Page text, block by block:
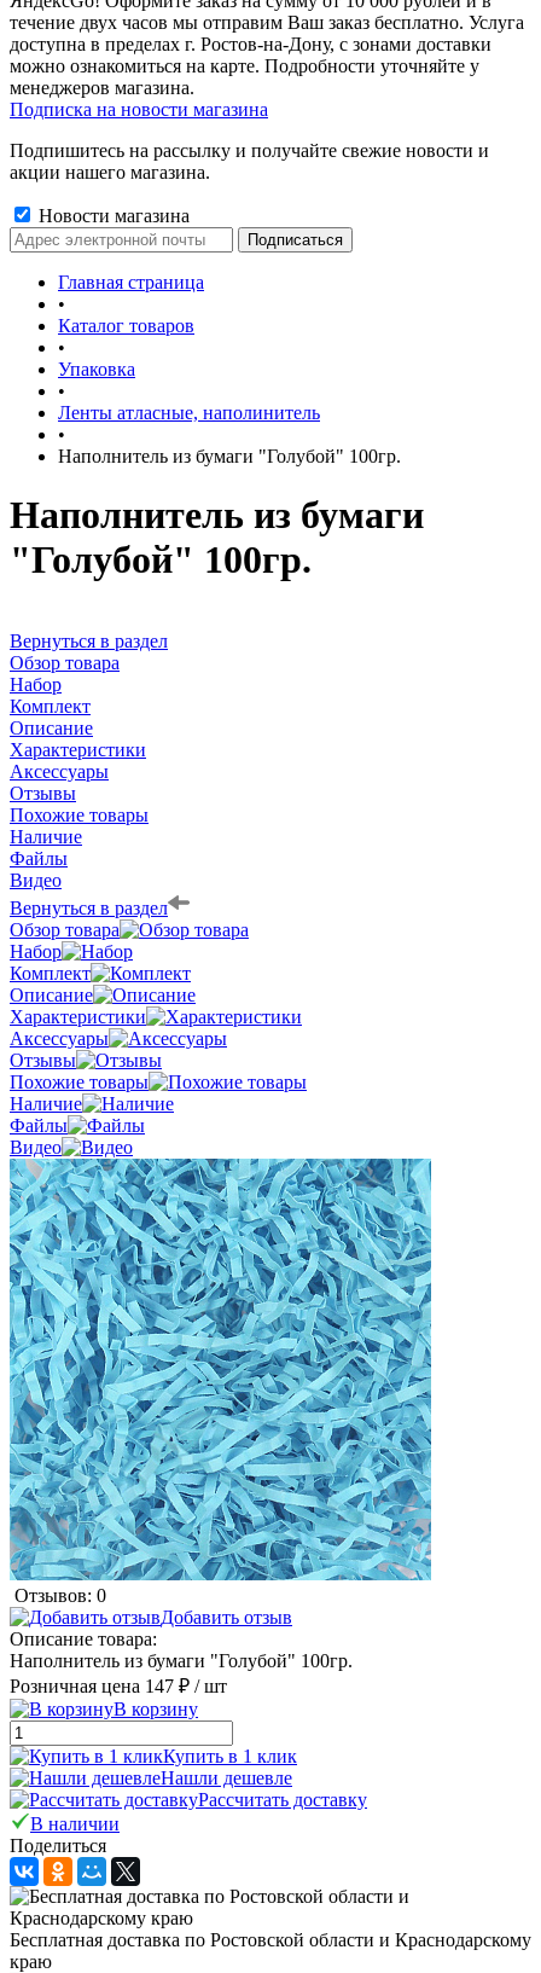
течение двух часов мы отправим Ваш заказ бесплатно. Услуга
доступна в пределах г. Ростов-на-Дону, с зонами доставки
можно ознакомиться на карте. Подробности уточняйте у
менеджеров магазина.
Подписка на новости магазина
Подпишитесь на рассылку и получайте свежие новости и
акции нашего магазина.
Новости магазина
Главная страница
•
Каталог товаров
•
Упаковка
•
Ленты атласные, наполинитель
•
Наполнитель из бумаги "Голубой" 100гр.
Наполнитель из бумаги
"Голубой" 100гр.
Вернуться в раздел
Обзор товара
Набор
Комплект
Описание
Характеристики
Аксессуары
Отзывы
Похожие товары
Наличие
Файлы
Видео
Вернуться в раздел
Обзор товара
Набор
Комплект
Описание
Характеристики
Аксессуары
Отзывы
Похожие товары
Наличие
Файлы
Видео
Отзывов: 0
Добавить отзыв
Описание товара:
Наполнитель из бумаги "Голубой" 100гр.
Розничная цена 147 ₽ / шт
В корзину
Купить в 1 клик
Нашли дешевле
Рассчитать доставку
В наличии
Поделиться
Бесплатная доставка по Ростовской области и Краснодарскому
краю